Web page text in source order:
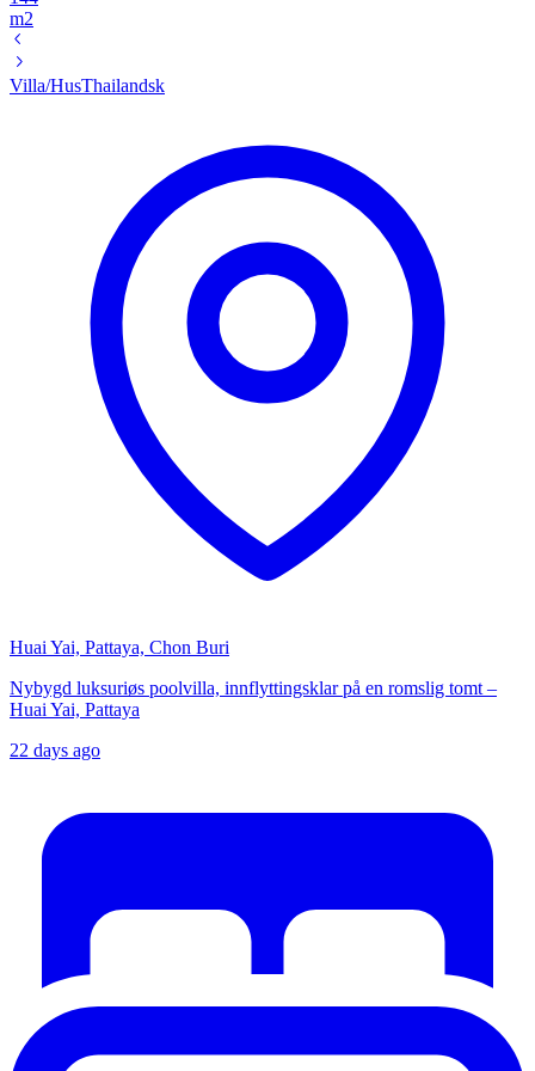
m2
Villa/HusThailandsk
Huai Yai, Pattaya, Chon Buri
Nybygd luksuriøs poolvilla, innflyttingsklar på en romslig tomt –
Huai Yai, Pattaya
22 days ago